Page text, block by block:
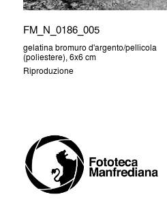
FM_N_0186_005
gelatina bromuro d'argento/pellicola
(poliestere), 6x6 cm
Riproduzione